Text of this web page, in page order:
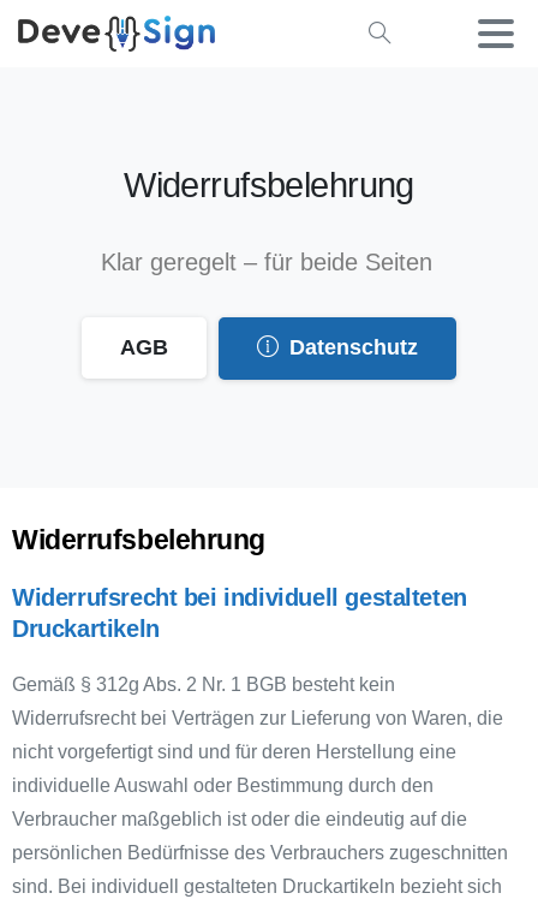
Widerrufsbelehrung
Klar geregelt – für beide Seiten
AGB Datenschutz
Widerrufsbelehrung
Widerrufsrecht bei individuell gestalteten
Druckartikeln
Gemäß § 312g Abs. 2 Nr. 1 BGB besteht kein
Widerrufsrecht bei Verträgen zur Lieferung von Waren, die
nicht vorgefertigt sind und für deren Herstellung eine
individuelle Auswahl oder Bestimmung durch den
Verbraucher maßgeblich ist oder die eindeutig auf die
persönlichen Bedürfnisse des Verbrauchers zugeschnitten
sind. Bei individuell gestalteten Druckartikeln bezieht sich